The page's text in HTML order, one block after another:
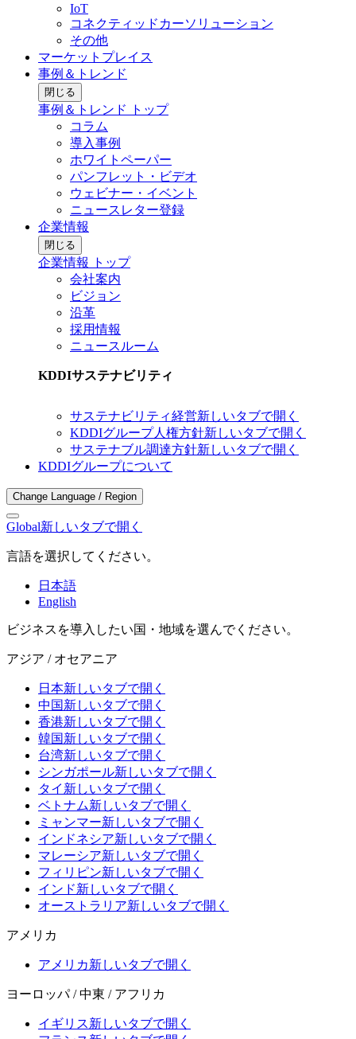
IoT
コネクティッドカーソリューション
その他
マーケットプレイス
事例＆トレンド
閉じる
事例＆トレンド トップ
コラム
導入事例
ホワイトペーパー
パンフレット・ビデオ
ウェビナー・イベント
ニュースレター登録
企業情報
閉じる
企業情報 トップ
会社案内
ビジョン
沿革
採用情報
ニュースルーム
KDDIサステナビリティ
サステナビリティ経営新しいタブで開く
KDDIグループ人権方針新しいタブで開く
サステナブル調達方針新しいタブで開く
KDDIグループについて
Change Language / Region
Global新しいタブで開く
言語を選択してください。
日本語
English
ビジネスを導入したい国・地域を選んでください。
アジア / オセアニア
日本新しいタブで開く
中国新しいタブで開く
香港新しいタブで開く
韓国新しいタブで開く
台湾新しいタブで開く
シンガポール新しいタブで開く
タイ 新しいタブで開く
ベトナム新しいタブで開く
ミャンマー新しいタブで開く
インドネシア新しいタブで開く
マレーシア新しいタブで開く
フィリピン新しいタブで開く
インド新しいタブで開く
オーストラリア新しいタブで開く
アメリカ
アメリカ新しいタブで開く
ヨーロッパ / 中東 / アフリカ
イギリス新しいタブで開く